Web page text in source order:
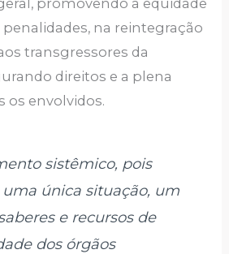
na reintegração
transgressores da
direitos e a plena
os envolvidos.
sistêmico, pois
única situação, um
e recursos de
dos órgãos